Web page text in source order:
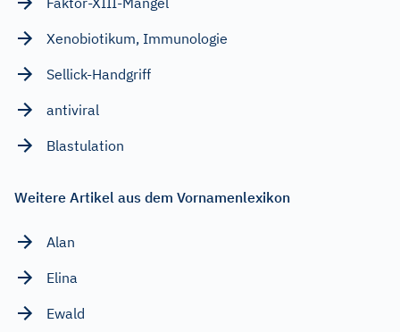
Xenobiotikum, Immunologie
Sellick-Handgriff
antiviral
Blastulation
Weitere Artikel aus dem Vornamenlexikon
Alan
Elina
Ewald